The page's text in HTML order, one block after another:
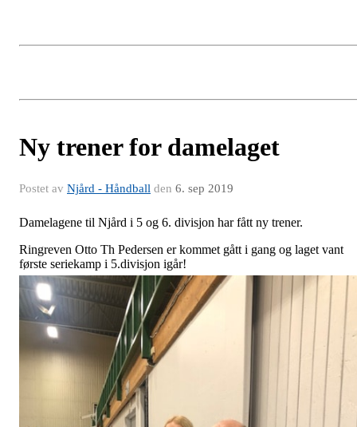
Ny trener for damelaget
Postet av Njård - Håndball den 6. sep 2019
Damelagene til Njård i 5 og 6. divisjon har fått ny trener.
Ringreven Otto Th Pedersen er kommet gått i gang og laget vant
første seriekamp i 5.divisjon igår!